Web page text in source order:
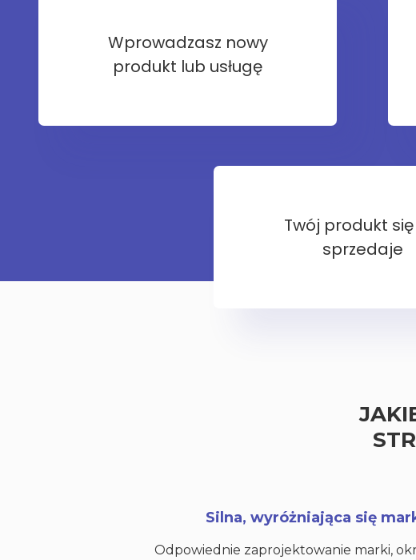
Wprowadzasz nowy
produkt lub usługę
Twój produkt
sprzedaje
Silna, wyróżniająca się
Odpowiednie zaprojektowanie marki,